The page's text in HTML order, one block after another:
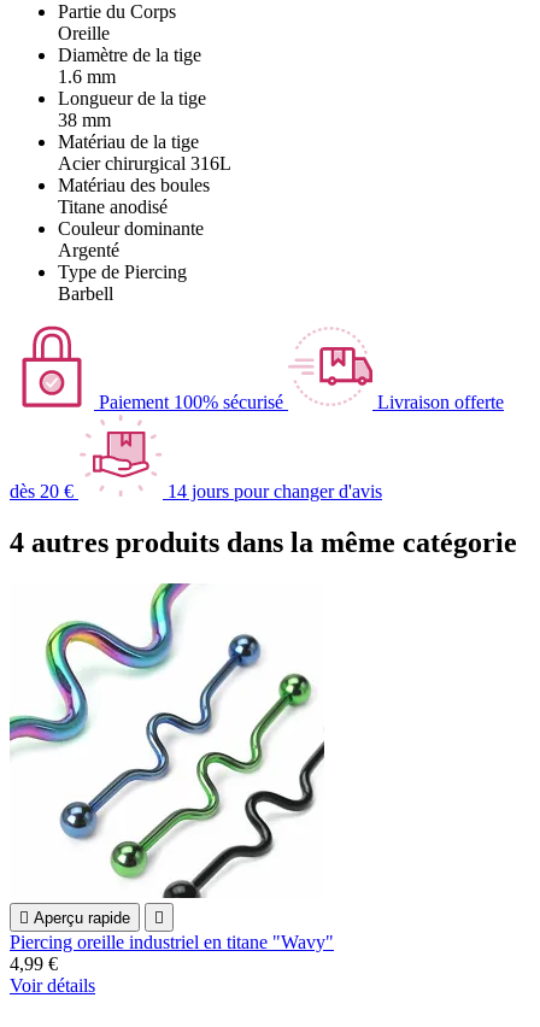
Partie du Corps
Oreille
Diamètre de la tige
1.6 mm
Longueur de la tige
38 mm
Matériau de la tige
Acier chirurgical 316L
Matériau des boules
Titane anodisé
Couleur dominante
Argenté
Type de Piercing
Barbell
Paiement 100% sécurisé Livraison offerte
dès 20 € 14 jours pour changer d'avis
4 autres produits dans la même catégorie
 Aperçu rapide 
Piercing oreille industriel en titane "Wavy"
4,99 €
Voir détails